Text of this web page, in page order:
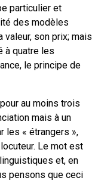
particulier et
des modèles
son prix; mais
à quatre les
le principe de
au moins trois
mais à un
les « étrangers »,
Le mot est
et, en
pensons que ceci